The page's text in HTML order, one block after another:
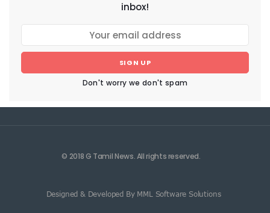
inbox!
SIGN UP
Don't worry we don't spam
© 2018 G Tamil News. All rights reserved.
Designed & Developed By MML Software Solutions